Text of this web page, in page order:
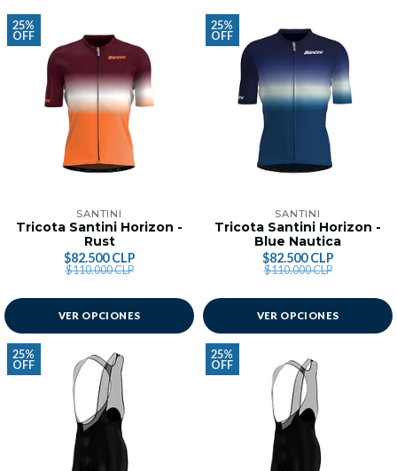
25%
OFF
SANTINI
Tricota Santini Horizon -
Rust
$82.500 CLP
$110.000 CLP
VER OPCIONES
25%
OFF
SANTINI
Tricota Santini Horizon -
Blue Nautica
$82.500 CLP
$110.000 CLP
VER OPCIONES
25%
OFF
25%
OFF